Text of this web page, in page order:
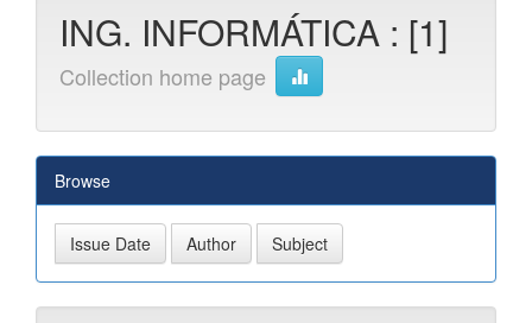
ING. INFORMÁTICA : [1]
Collection home page
Browse